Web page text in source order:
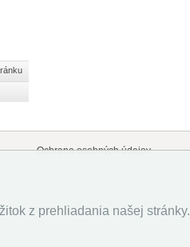
Ochrana osobných údajov
z prehliadania našej stránky.